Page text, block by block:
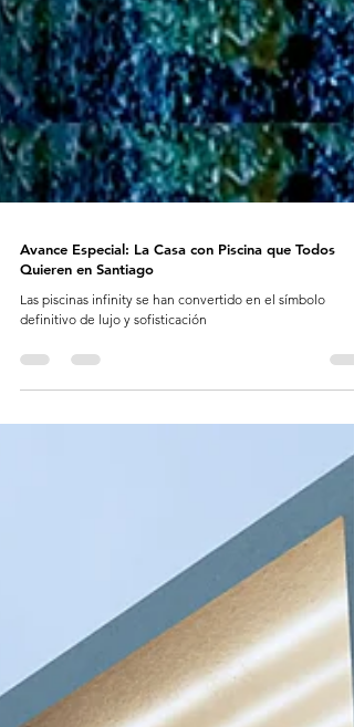
Avance Especial: La Casa con Piscina que Todos
Quieren en Santiago
definitivo de lujo y sofisticación